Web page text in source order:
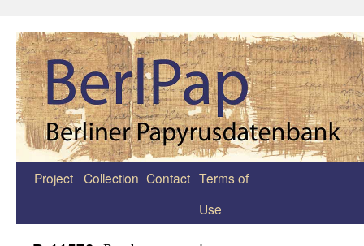
Zum
Project Collection Contact Terms of
Use